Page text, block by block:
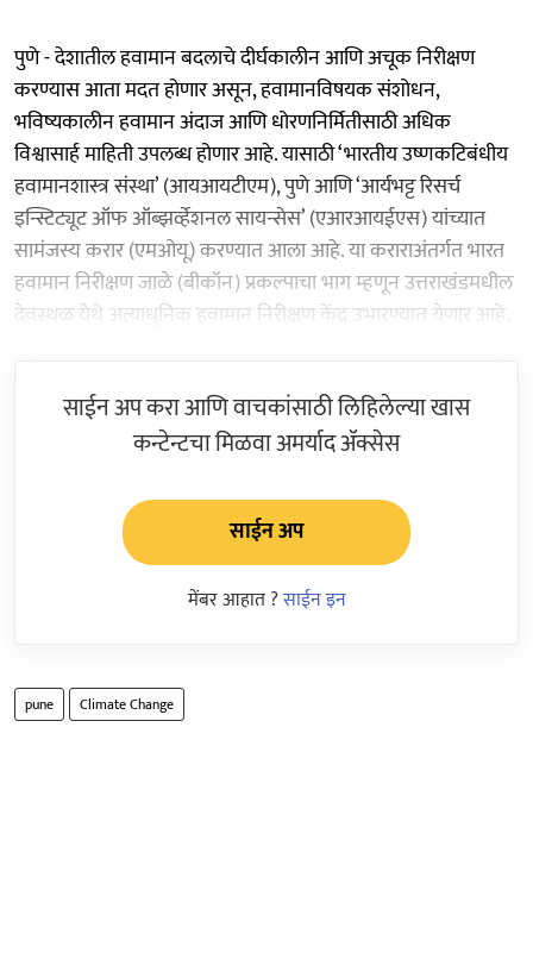
पुणे - देशातील हवामान बदलाचे दीर्घकालीन आणि अचूक निरीक्षण
करण्यास आता मदत होणार असून, हवामानविषयक संशोधन,
भविष्यकालीन हवामान अंदाज आणि धोरणनिर्मितीसाठी अधिक
विश्वासार्ह माहिती उपलब्ध होणार आहे. यासाठी ‘भारतीय उष्णकटिबंधीय
हवामानशास्त्र संस्था’ (आयआयटीएम), पुणे आणि ‘आर्यभट्ट रिसर्च
इन्स्टिट्यूट ऑफ ऑब्झर्व्हेशनल सायन्सेस’ (एआरआयईएस) यांच्यात
सामंजस्य करार (एमओयू) करण्यात आला आहे. या कराराअंतर्गत भारत
हवामान निरीक्षण जाळे (बीकॉन) प्रकल्पाचा भाग म्हणून उत्तराखंडमधील
देवस्थळ येथे अत्याधुनिक हवामान निरीक्षण केंद्र उभारण्यात येणार आहे.
साईन अप करा आणि वाचकांसाठी लिहिलेल्या खास
कन्टेन्टचा मिळवा अमर्याद ॲक्सेस
साईन अप
मेंबर आहात ?साईन इन
pune Climate Change